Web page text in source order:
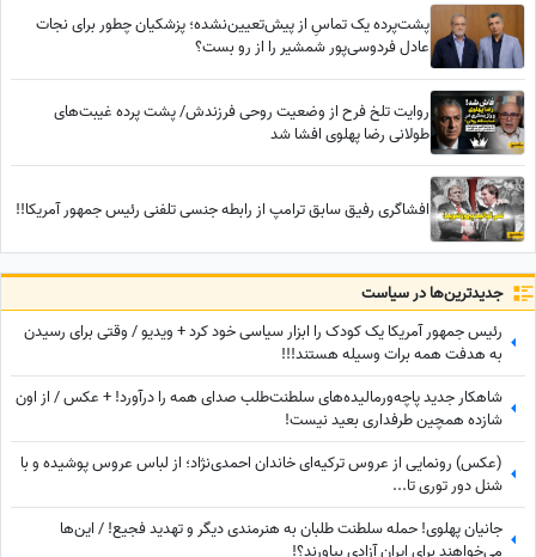
پشت‌پرده یک تماسِ از پیش‌تعیین‌نشده؛ پزشکیان چطور برای نجات
عادل فردوسی‌پور شمشیر را از رو بست؟
روایت تلخ فرح از وضعیت روحی فرزندش/ پشت پرده غیبت‌های
طولانی رضا پهلوی افشا شد
افشاگری رفیق سابق ترامپ از رابطه جنسی تلفنی رئیس جمهور آمریکا!!
جدید‌ترین‌ها در سیاست
رئیس جمهور آمریکا یک کودک را ابزار سیاسی خود کرد + ویدیو / وقتی برای رسیدن
به هدفت همه برات وسیله هستند!!!
شاهکار جدید پاچه‌ورمالیده‌های سلطنت‌طلب صدای همه را درآورد! + عکس / از اون
شازده همچین طرفداری بعید نیست!
(عکس) رونمایی از عروس ترکیه‌ای خاندان احمدی‌نژاد؛ از لباس عروس پوشیده و با
شنل دور توری تا...
جانیان پهلوی! حمله سلطنت طلبان به هنرمندی دیگر و تهدید فجیع! / این‌ها
می‌خواهند برای ایران آزادی بیاورند؟!